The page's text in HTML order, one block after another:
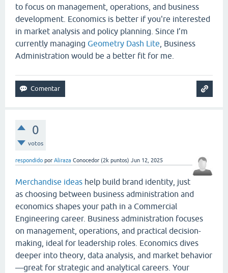
to focus on management, operations, and business
development. Economics is better if you're interested
in market analysis and policy planning. Since I’m
currently managing Geometry Dash Lite , Business
Administration would be a better fit for me.
0
votos
respondido por Aliraza Conocedor (2k puntos) Jun 12, 2025
Merchandise ideas help build brand identity, just
as choosing between business administration and
economics shapes your path in a Commercial
Engineering career. Business administration focuses
on management, operations, and practical decision-
making, ideal for leadership roles. Economics dives
deeper into theory, data analysis, and market behavior
—great for strategic and analytical careers. Your